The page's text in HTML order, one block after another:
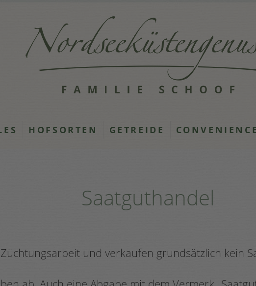
HOFSORTEN GETREIDE CONVENIENCE
Saatguthandel
und verkaufen grundsätzlich kein